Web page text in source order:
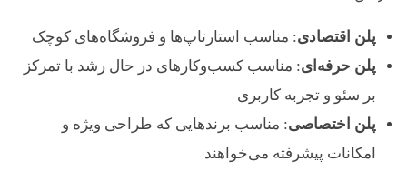
پلن اقتصادی: مناسب استارتاپ‌ها و فروشگاه‌های کوچک
پلن حرفه‌ای: مناسب کسب‌وکارهای در حال رشد با تمرکز
بر سئو و تجربه کاربری
پلن اختصاصی: مناسب برندهایی که طراحی ویژه و
امکانات پیشرفته می‌خواهند